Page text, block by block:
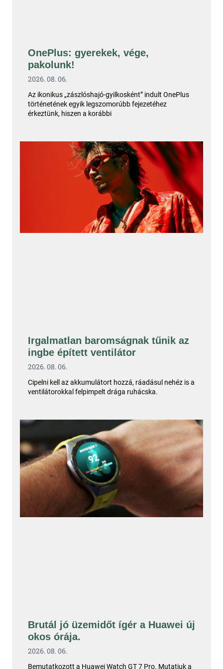
OnePlus: gyerekek, vége,
pakolunk!
2026. 08. 06.
Az ikonikus „zászlóshajó-gyilkosként” indult OnePlus
történetének egyik legszomorúbb fejezetéhez
érkeztünk, hiszen a korábbi
Irgalmatlan baromságnak tűnik az
ingbe épített ventilátor
2026. 08. 06.
Cipelni kell az akkumulátort hozzá, ráadásul nehéz is a
ventilátorokkal felpimpelt drága ruhácska.
Brutál jó üzemidőt ígér a Huawei új
okos órája.
2026. 08. 06.
Bemutatkozott a Huawei Watch GT 7 Pro. Mutatjuk a